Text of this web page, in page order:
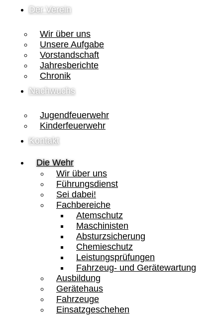
Der Verein
Wir über uns
Unsere Aufgabe
Vorstandschaft
Jahresberichte
Chronik
Nachwuchs
Jugendfeuerwehr
Kinderfeuerwehr
Kontakt
Die Wehr
Wir über uns
Führungsdienst
Sei dabei!
Fachbereiche
Atemschutz
Maschinisten
Absturzsicherung
Chemieschutz
Leistungsprüfungen
Fahrzeug- und Gerätewartung
Ausbildung
Gerätehaus
Fahrzeuge
Einsatzgeschehen